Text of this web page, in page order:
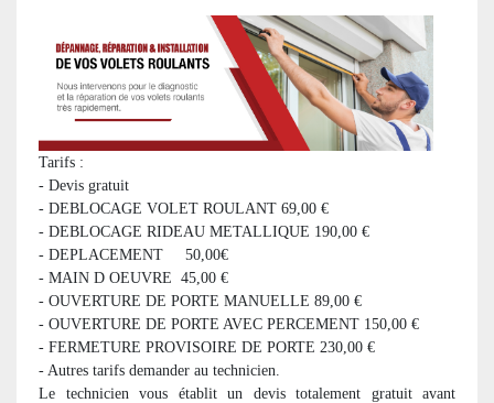
Tarifs :
- Devis gratuit
- DEBLOCAGE VOLET ROULANT 69,00 €
- DEBLOCAGE RIDEAU METALLIQUE 190,00 €
- DEPLACEMENT 50,00€
- MAIN D OEUVRE 45,00 €
- OUVERTURE DE PORTE MANUELLE 89,00 €
- OUVERTURE DE PORTE AVEC PERCEMENT 150,00 €
- FERMETURE PROVISOIRE DE PORTE 230,00 €
- Autres tarifs demander au technicien.
Le technicien vous établit un devis totalement gratuit avant